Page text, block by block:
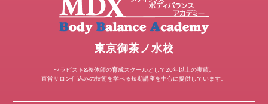
東京御茶ノ水校
セラピスト&整体師の育成スクールとして20年以上の実績。
直営サロン仕込みの技術を学べる短期講座を中心に提供しています。